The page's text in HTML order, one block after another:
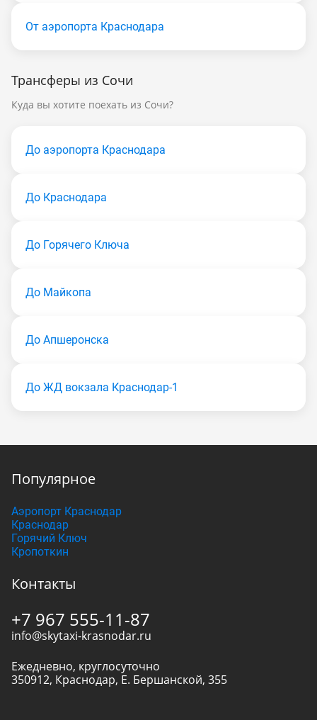
От аэропорта Краснодара
Трансферы из Сочи
Куда вы хотите поехать из Сочи?
До аэропорта Краснодара
До Краснодара
До Горячего Ключа
До Майкопа
До Апшеронска
До ЖД вокзала Краснодар-1
Популярное
Аэропорт Краснодар
Краснодар
Горячий Ключ
Кропоткин
Контакты
+7 967 555-11-87
info@skytaxi-krasnodar.ru
Ежедневно, круглосуточно
350912, Краснодар, Е. Бершанской, 355